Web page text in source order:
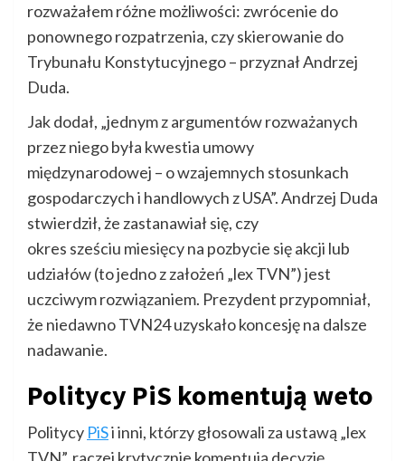
rozważałem różne możliwości: zwrócenie do
ponownego rozpatrzenia, czy skierowanie do
Trybunału Konstytucyjnego – przyznał Andrzej
Duda.
Jak dodał, „jednym z argumentów rozważanych
przez niego była kwestia umowy
międzynarodowej – o wzajemnych stosunkach
gospodarczych i handlowych z USA”. Andrzej Duda
stwierdził, że zastanawiał się, czy
okres sześciu miesięcy na pozbycie się akcji lub
udziałów (to jedno z założeń „lex TVN”) jest
uczciwym rozwiązaniem. Prezydent przypomniał,
że niedawno TVN24 uzyskało koncesję na dalsze
nadawanie.
Politycy PiS komentują weto
Politycy PiSi inni, którzy głosowali za ustawą „lex